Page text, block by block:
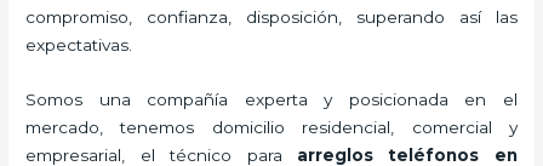
compromiso, confianza, disposición, superando así las
expectativas.
Somos una compañía experta y posicionada en el
mercado, tenemos domicilio residencial, comercial y
empresarial, el técnico para arreglos teléfonos en